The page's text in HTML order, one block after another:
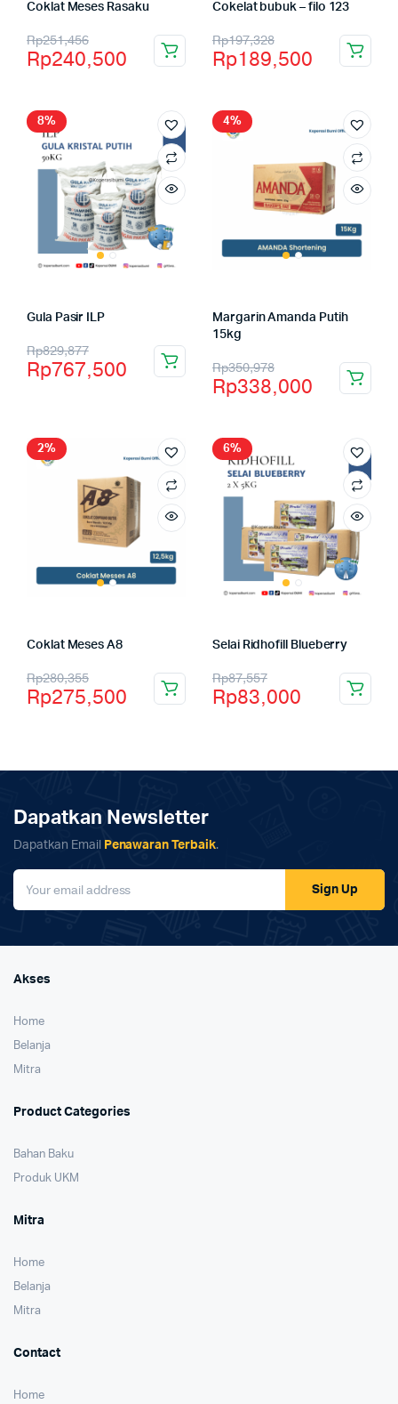
Coklat Meses Rasaku
Rp251,456
Rp240,500
Cokelat bubuk – filo 123
Rp197,328
Rp189,500
8%
Gula Pasir ILP
Rp829,877
Rp767,500
4%
Margarin Amanda Putih
15kg
Rp350,978
Rp338,000
2%
Coklat Meses A8
Rp280,355
Rp275,500
6%
Selai Ridhofill Blueberry
Rp87,557
Rp83,000
Dapatkan Newsletter
Dapatkan Email Penawaran Terbaik.
Sign Up
Akses
Home
Belanja
Mitra
Product Categories
Bahan Baku
Produk UKM
Mitra
Home
Belanja
Mitra
Contact
Home